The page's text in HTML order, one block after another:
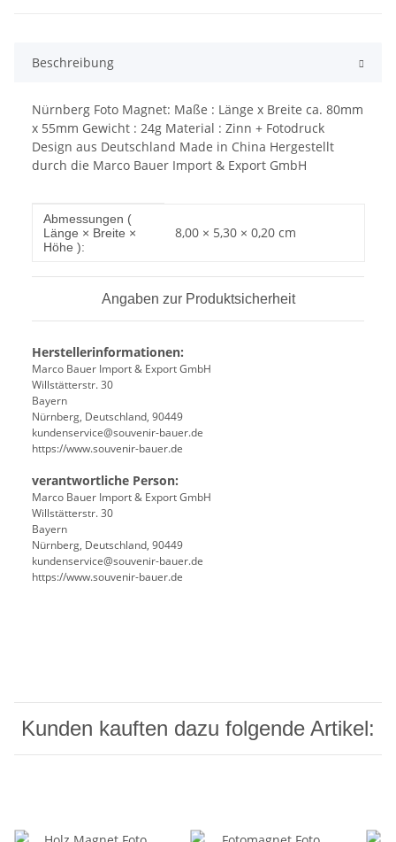
Beschreibung
Nürnberg Foto Magnet: Maße : Länge x Breite ca. 80mm
x 55mm Gewicht : 24g Material : Zinn + Fotodruck
Design aus Deutschland Made in China Hergestellt
durch die Marco Bauer Import & Export GmbH
Produkteigenschaft
Wert
Abmessungen (
Länge × Breite ×
Höhe ):
8,00 × 5,30 × 0,20 cm
Angaben zur Produktsicherheit
Herstellerinformationen:
Marco Bauer Import & Export GmbH
Willstätterstr. 30
Bayern
Nürnberg, Deutschland, 90449
kundenservice@souvenir-bauer.de
https://www.souvenir-bauer.de
verantwortliche Person:
Marco Bauer Import & Export GmbH
Willstätterstr. 30
Bayern
Nürnberg, Deutschland, 90449
kundenservice@souvenir-bauer.de
https://www.souvenir-bauer.de
Kunden kauften dazu folgende Artikel: